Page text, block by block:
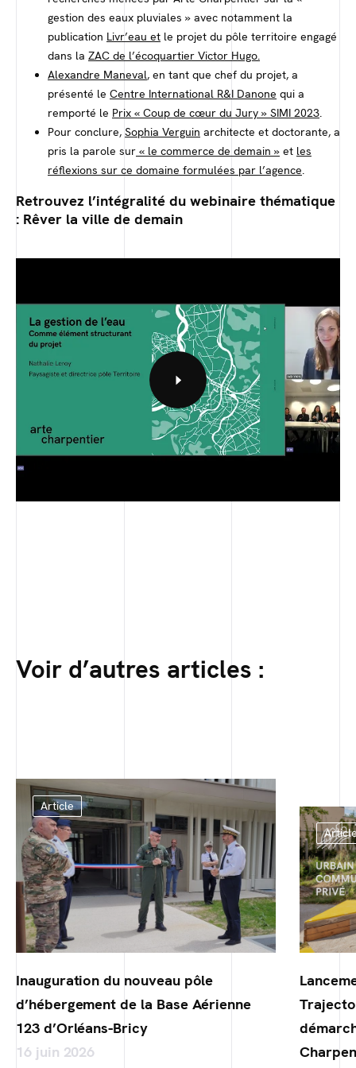
gestion des eaux pluviales » avec notamment la
publication Livr’eau et le projet du pôle territoire engagé
dans la ZAC de l’écoquartier Victor Hugo.
Alexandre Maneval, en tant que chef du projet, a
présenté le Centre International R&I Danone qui a
remporté le Prix « Coup de cœur du Jury » SIMI 2023.
Pour conclure, Sophia Verguin architecte et doctorante, a
pris la parole sur « le commerce de demain » et les
réflexions sur ce domaine formulées par l’agence.
Retrouvez l’intégralité du webinaire thématique
: Rêver la ville de demain
Voir d’autres articles :
Article
Inauguration du nouveau pôle
d’hébergement de la Base Aérienne
123 d’Orléans-Bricy
16 juin 2026